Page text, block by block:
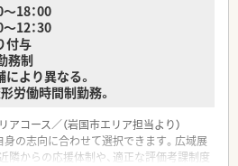
いアットホームな社風が大きな特徴で
18：00
：30
付与
務制
より異なる。
労働時間制勤務。
コース／（岩国市エリア担当より）
身の志向に合わせて選択できます。広域展
隣からの応援体制や、適正な評価考課制度